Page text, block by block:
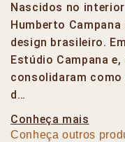
Nascidos no
Humberto
design brasileiro.
Estúdio Campana
consolidaram
d…
Conheça mais
Conheça outros